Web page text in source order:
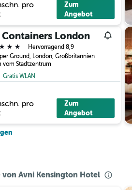
pro
Zum
Angebot
Containers London
Hervorragend 8,9
Ground, London, Großbritannien
vom Stadtzentrum
Gratis WLAN
pro
Zum
Angebot
von Avni Kensington Hotel